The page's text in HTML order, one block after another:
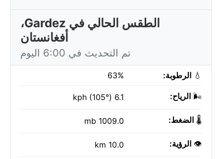
الطقس الحالي في Gardez،
أفغانستان
تم التحديث في 6:00 اليوم
💧 الرطوبة: 63%
🌬️ الرياح: 6.1 kph (105°)
🌡️ الضغط: 1009.0 mb
👁️ الرؤية: 10.0 km